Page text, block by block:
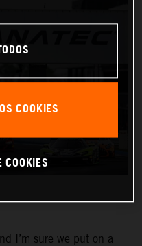
I’m sure we put on a
COOKIES